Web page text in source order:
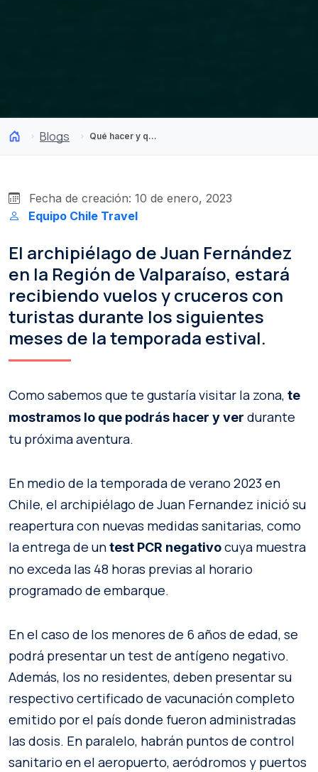
Blogs Qué hacer y qué ver en Juan Fernández tras su reapertura
Fecha de creación: 10 de enero, 2023
Equipo Chile Travel
El archipiélago de Juan Fernández
en la Región de Valparaíso, estará
recibiendo vuelos y cruceros con
turistas durante los siguientes
meses de la temporada estival.
Como sabemos que te gustaría visitar la zona, te
mostramos lo que podrás hacer y ver durante
tu próxima aventura.
En medio de la temporada de verano 2023 en
Chile, el archipiélago de Juan Fernandez inició su
reapertura con nuevas medidas sanitarias, como
la entrega de untest PCR negativocuya muestra
no exceda las 48 horas previas al horario
programado de embarque.
En el caso de los menores de 6 años de edad, se
podrá presentar un test de antígeno negativo.
Además, los no residentes, deben presentar su
respectivo certificado de vacunación completo
emitido por el país donde fueron administradas
las dosis. En paralelo, habrán puntos de control
sanitario en el aeropuerto, aeródromos y puertos